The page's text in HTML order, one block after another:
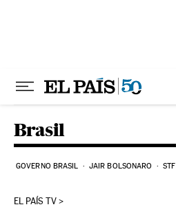
Brasil
GOVERNO BRASIL JAIR BOLSONARO STF
EL PAÍS TV